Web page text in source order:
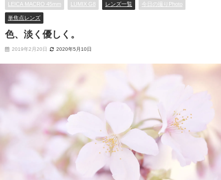
LEICA MACRO 45mm LUMIX G8 レンズ一覧 今日の撮りPhoto
単焦点レンズ
色、淡く優しく。
2019年2月20日 2020年5月10日